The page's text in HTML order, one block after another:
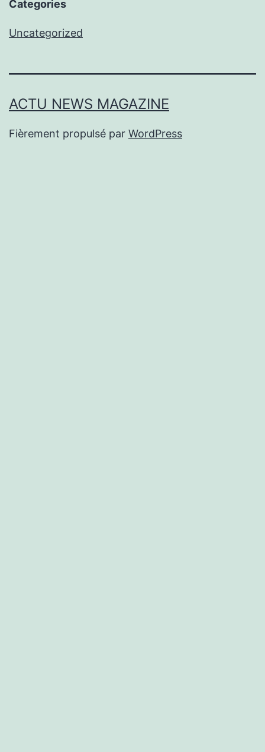
Categories
Uncategorized
ACTU NEWS MAGAZINE
Fièrement propulsé par WordPress